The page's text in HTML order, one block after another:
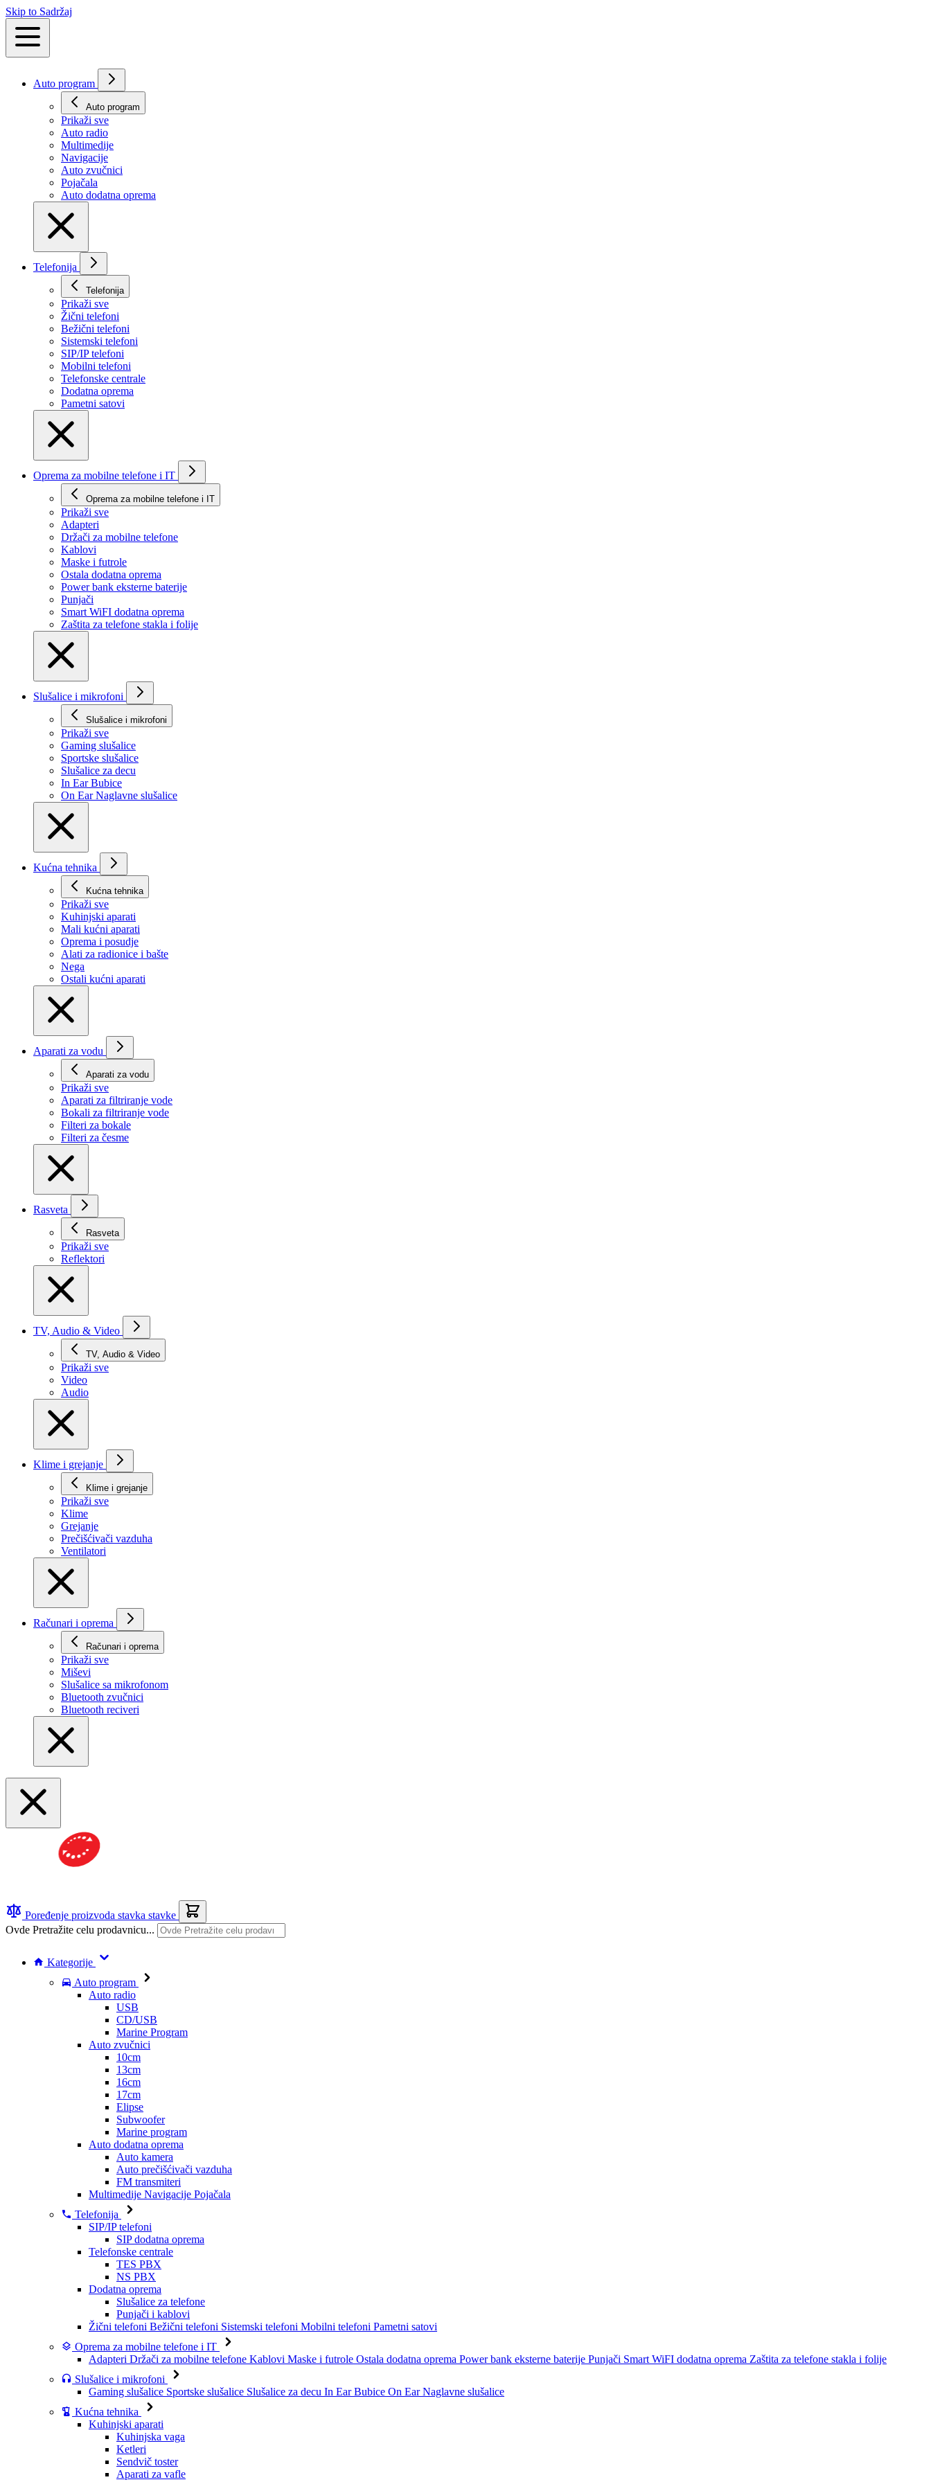
Skip to Sadržaj
Auto program
Auto program
Prikaži svе
Auto radio
Multimedije
Navigacije
Auto zvučnici
Pojačala
Auto dodatna oprema
Telefonija
Telefonija
Prikaži svе
Žični telefoni
Bežični telefoni
Sistemski telefoni
SIP/IP telefoni
Mobilni telefoni
Telefonske centrale
Dodatna oprema
Pametni satovi
Oprema za mobilne telefone i IT
Oprema za mobilne telefone i IT
Prikaži svе
Adapteri
Držači za mobilne telefone
Kablovi
Maske i futrole
Ostala dodatna oprema
Power bank eksterne baterije
Punjači
Smart WiFI dodatna oprema
Zaštita za telefone stakla i folije
Slušalice i mikrofoni
Slušalice i mikrofoni
Prikaži svе
Gaming slušalice
Sportske slušalice
Slušalice za decu
In Ear Bubice
On Ear Naglavne slušalice
Kućna tehnika
Kućna tehnika
Prikaži svе
Kuhinjski aparati
Mali kućni aparati
Oprema i posudje
Alati za radionice i bašte
Nega
Ostali kućni aparati
Aparati za vodu
Aparati za vodu
Prikaži svе
Aparati za filtriranje vode
Bokali za filtriranje vode
Filteri za bokale
Filteri za česme
Rasveta
Rasveta
Prikaži svе
Reflektori
TV, Audio & Video
TV, Audio & Video
Prikaži svе
Video
Audio
Klime i grejanje
Klime i grejanje
Prikaži svе
Klime
Grejanje
Prečišćivači vazduha
Ventilatori
Računari i oprema
Računari i oprema
Prikaži svе
Miševi
Slušalice sa mikrofonom
Bluetooth zvučnici
Bluetooth reciveri
Poređenje proizvoda stavka stavke
Ovde Pretražite celu prodavnicu...
Kategorije
Auto program
Auto radio
USB
CD/USB
Marine Program
Auto zvučnici
10cm
13cm
16cm
17cm
Elipse
Subwoofer
Marine program
Auto dodatna oprema
Auto kamera
Auto prečišćivači vazduha
FM transmiteri
Multimedije Navigacije Pojačala
Telefonija
SIP/IP telefoni
SIP dodatna oprema
Telefonske centrale
TES PBX
NS PBX
Dodatna oprema
Slušalice za telefone
Punjači i kablovi
Žični telefoni Bežični telefoni Sistemski telefoni Mobilni telefoni Pametni satovi
Oprema za mobilne telefone i IT
Adapteri Držači za mobilne telefone Kablovi Maske i futrole Ostala dodatna oprema Power bank eksterne baterije Punjači Smart WiFI dodatna oprema Zaštita za telefone stakla i folije
Slušalice i mikrofoni
Gaming slušalice Sportske slušalice Slušalice za decu In Ear Bubice On Ear Naglavne slušalice
Kućna tehnika
Kuhinjski aparati
Kuhinjska vaga
Ketleri
Sendvič toster
Aparati za vafle